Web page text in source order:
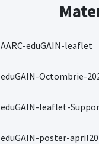
AARC-eduGAIN-leaflet
eduGAIN-Octombrie-
eduGAIN-leaflet-
eduGAIN-poster-